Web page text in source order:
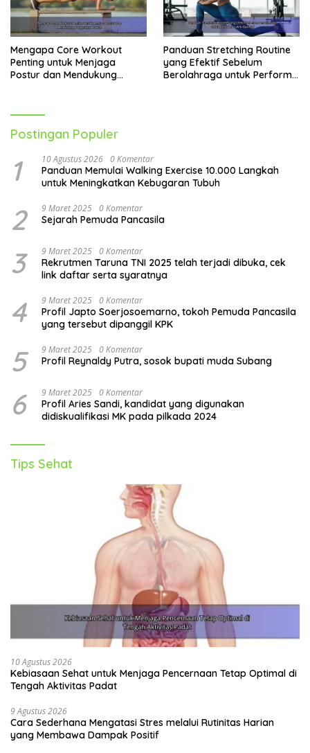
Mengapa Core Workout
Penting untuk Menjaga
Postur dan Mendukung
Panduan Stretching Routine
yang Efektif Sebelum
Berolahraga untuk Performa
Postingan Populer
1 10 Agustus 2026 0 Komentar
Panduan Memulai Walking Exercise 10.000 Langkah
untuk Meningkatkan Kebugaran Tubuh
2 9 Maret 2025 0 Komentar
Sejarah Pemuda Pancasila
3 9 Maret 2025 0 Komentar
Rekrutmen Taruna TNI 2025 telah terjadi dibuka, cek
link daftar serta syaratnya
4 9 Maret 2025 0 Komentar
Profil Japto Soerjosoemarno, tokoh Pemuda Pancasila
yang tersebut dipanggil KPK
5 9 Maret 2025 0 Komentar
Profil Reynaldy Putra, sosok bupati muda Subang
6 9 Maret 2025 0 Komentar
Profil Aries Sandi, kandidat yang digunakan
didiskualifikasi MK pada pilkada 2024
Tips Sehat
10 Agustus 2026
Kebiasaan Sehat untuk Menjaga Pencernaan Tetap Optimal di
Tengah Aktivitas Padat
9 Agustus 2026
Cara Sederhana Mengatasi Stres melalui Rutinitas Harian
yang Membawa Dampak Positif